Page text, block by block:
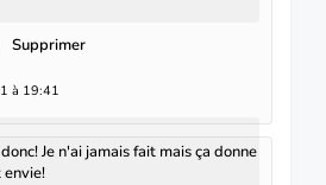
Supprimer
à 19:41
Je n'ai jamais fait mais ça donne